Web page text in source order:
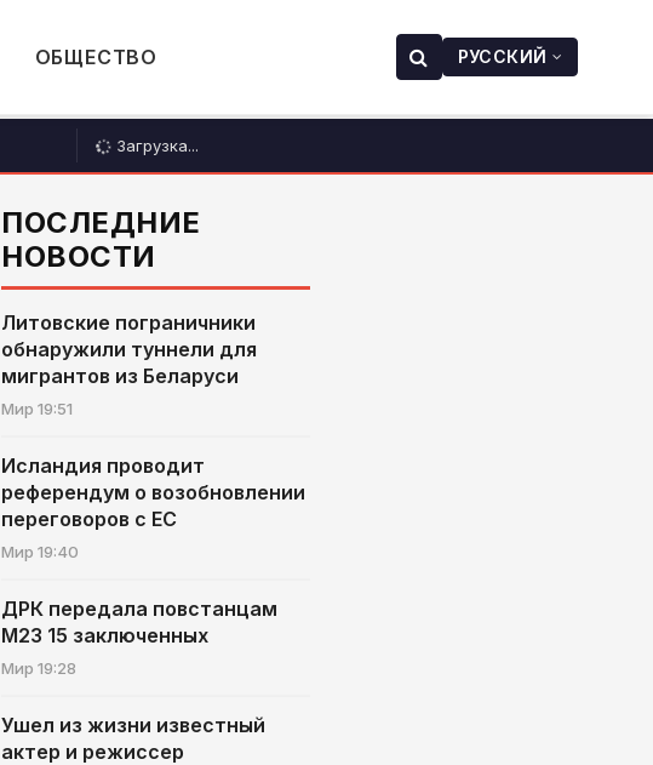
ОБЩЕСТВО РУССКИЙ
Загрузка...
ПОСЛЕДНИЕ
НОВОСТИ
Литовские пограничники
обнаружили туннели для
мигрантов из Беларуси
Мир 19:51
Исландия проводит
референдум о возобновлении
переговоров с ЕС
Мир 19:40
ДРК передала повстанцам
M23 15 заключенных
Мир 19:28
Ушел из жизни известный
актер и режиссер